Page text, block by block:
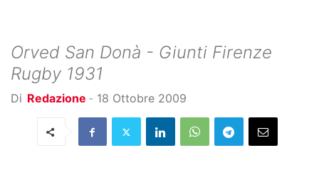
Orved San Donà - Giunti Firenze
Rugby 1931
Di Redazione - 18 Ottobre 2009